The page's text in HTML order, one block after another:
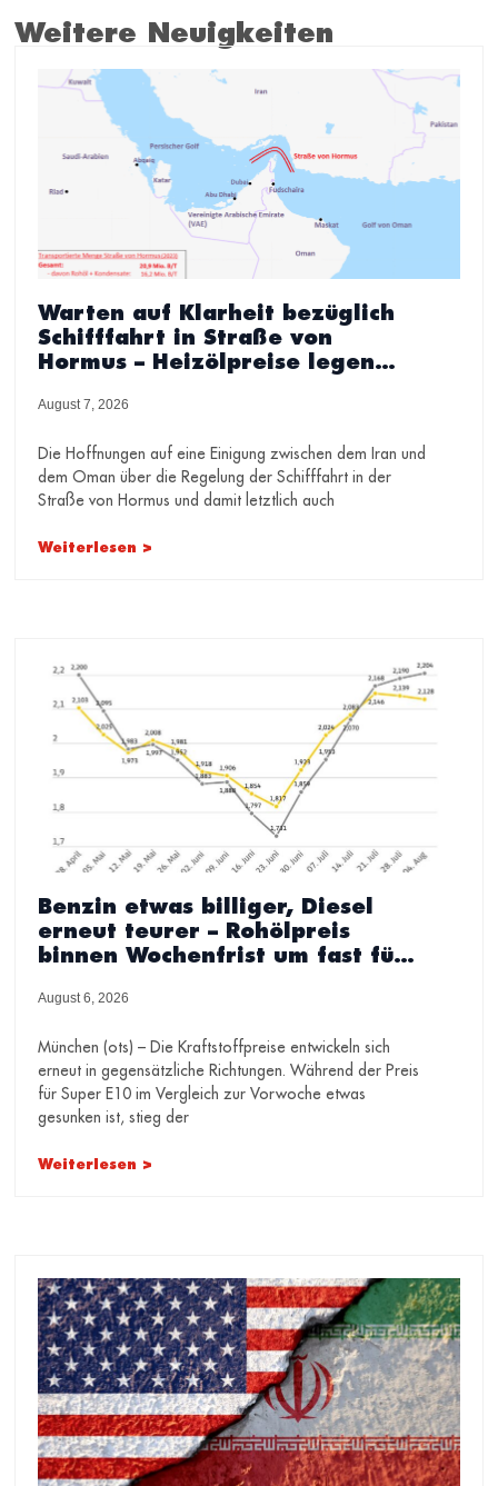
Weitere Neuigkeiten
Warten auf Klarheit bezüglich
Schifffahrt in Straße von
Hormus – Heizölpreise legen
August 7, 2026
Die Hoffnungen auf eine Einigung zwischen dem Iran und
dem Oman über die Regelung der Schifffahrt in der
Straße von Hormus und damit letztlich auch
Weiterlesen >
Benzin etwas billiger, Diesel
erneut teurer – Rohölpreis
binnen Wochenfrist um fast fünf
weiterhin erhebliches Potenzial
August 6, 2026
München (ots) – Die Kraftstoffpreise entwickeln sich
erneut in gegensätzliche Richtungen. Während der Preis
für Super E10 im Vergleich zur Vorwoche etwas
gesunken ist, stieg der
Weiterlesen >